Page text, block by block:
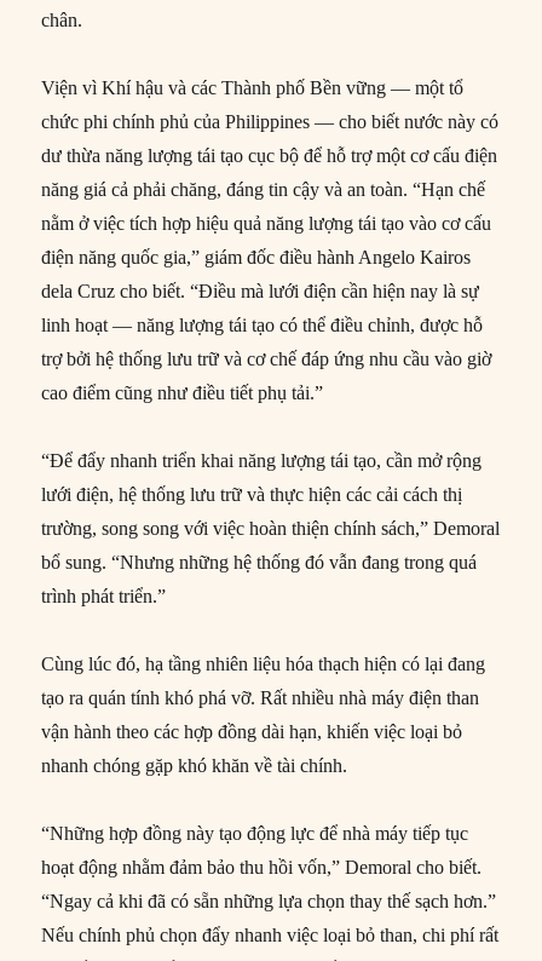
chân.
Viện vì Khí hậu và các Thành phố Bền vững — một tổ
chức phi chính phủ của Philippines — cho biết nước này có
dư thừa năng lượng tái tạo cục bộ để hỗ trợ một cơ cấu điện
năng giá cả phải chăng, đáng tin cậy và an toàn. “Hạn chế
nằm ở việc tích hợp hiệu quả năng lượng tái tạo vào cơ cấu
điện năng quốc gia,” giám đốc điều hành Angelo Kairos
dela Cruz cho biết. “Điều mà lưới điện cần hiện nay là sự
linh hoạt — năng lượng tái tạo có thể điều chỉnh, được hỗ
trợ bởi hệ thống lưu trữ và cơ chế đáp ứng nhu cầu vào giờ
cao điểm cũng như điều tiết phụ tải.”
“Để đẩy nhanh triển khai năng lượng tái tạo, cần mở rộng
lưới điện, hệ thống lưu trữ và thực hiện các cải cách thị
trường, song song với việc hoàn thiện chính sách,” Demoral
bổ sung. “Nhưng những hệ thống đó vẫn đang trong quá
trình phát triển.”
Cùng lúc đó, hạ tầng nhiên liệu hóa thạch hiện có lại đang
tạo ra quán tính khó phá vỡ. Rất nhiều nhà máy điện than
vận hành theo các hợp đồng dài hạn, khiến việc loại bỏ
nhanh chóng gặp khó khăn về tài chính.
“Những hợp đồng này tạo động lực để nhà máy tiếp tục
hoạt động nhằm đảm bảo thu hồi vốn,” Demoral cho biết.
“Ngay cả khi đã có sẵn những lựa chọn thay thế sạch hơn.”
Nếu chính phủ chọn đẩy nhanh việc loại bỏ than, chi phí rất